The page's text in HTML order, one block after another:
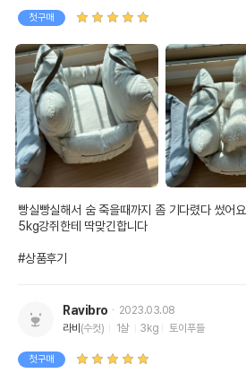
첫구매
빵실빵실해서 숨 죽을때까지 좀 기다렸다 썼어요
5kg강쥐한테 딱맞긴합니다
#상품후기
Ravibro
2023.03.08
라비 (수컷) 1살 3kg 토이푸들
첫구매